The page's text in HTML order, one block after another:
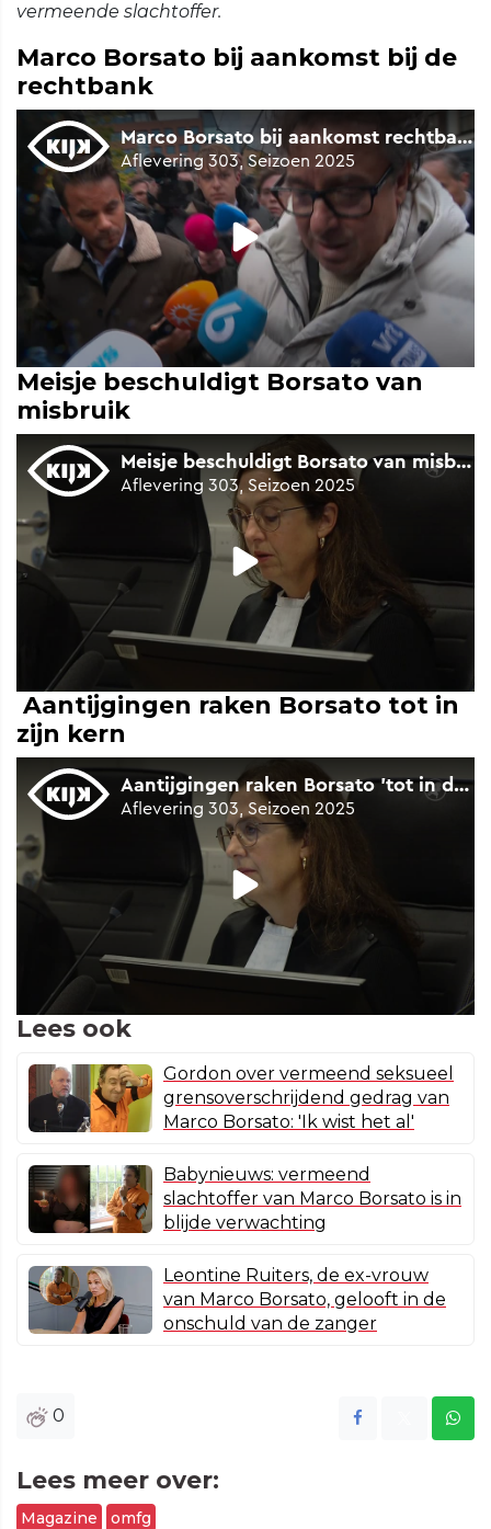
vermeende slachtoffer.
Marco Borsato bij aankomst bij de
rechtbank
Meisje beschuldigt Borsato van
misbruik
Aantijgingen raken Borsato tot in
zijn kern
Lees ook
Gordon over vermeend seksueel
grensoverschrijdend gedrag van
Marco Borsato: 'Ik wist het al'
Babynieuws: vermeend
slachtoffer van Marco Borsato is in
blijde verwachting
Leontine Ruiters, de ex-vrouw
van Marco Borsato, gelooft in de
onschuld van de zanger
0
Lees meer over:
Magazine omfg